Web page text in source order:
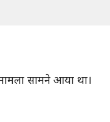
सामने आया था।